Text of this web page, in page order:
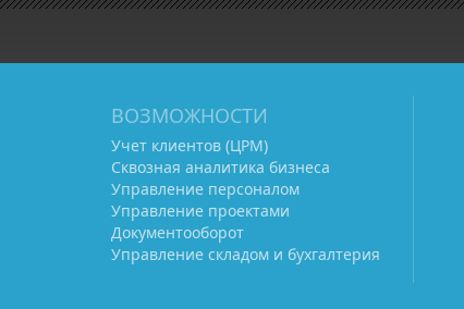
ВОЗМОЖНОСТИ
Учет клиентов (ЦРМ)
Сквозная аналитика бизнеса
Управление персоналом
Управление проектами
Документооборот
Управление складом и бухгалтерия